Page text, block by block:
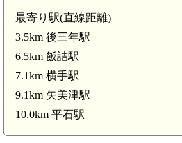
最寄り駅(直線距離)
3.5km 後三年駅
6.5km 飯詰駅
7.1km 横手駅
9.1km 矢美津駅
10.0km 平石駅